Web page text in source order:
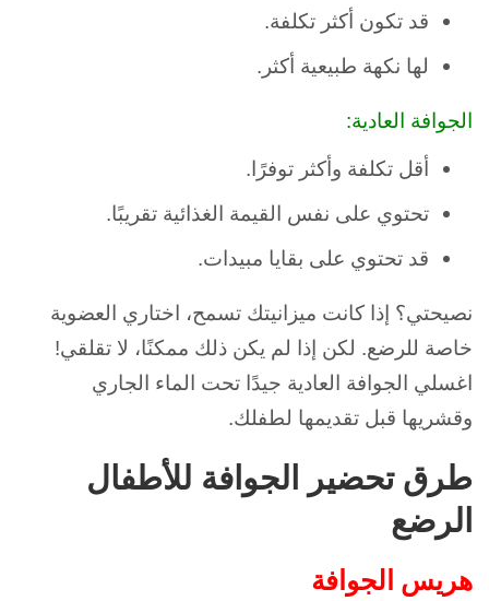
قد تكون أكثر تكلفة.
لها نكهة طبيعية أكثر.
الجوافة العادية:
أقل تكلفة وأكثر توفرًا.
تحتوي على نفس القيمة الغذائية تقريبًا.
قد تحتوي على بقايا مبيدات.
نصيحتي؟ إذا كانت ميزانيتك تسمح، اختاري العضوية
خاصة للرضع. لكن إذا لم يكن ذلك ممكنًا، لا تقلقي!
اغسلي الجوافة العادية جيدًا تحت الماء الجاري
وقشريها قبل تقديمها لطفلك.
طرق تحضير الجوافة للأطفال
الرضع
هريس الجوافة